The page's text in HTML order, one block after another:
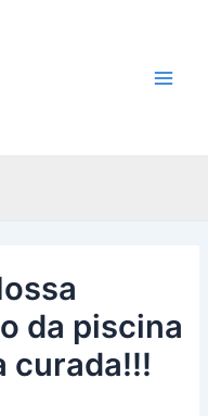
da piscina
curada!!!